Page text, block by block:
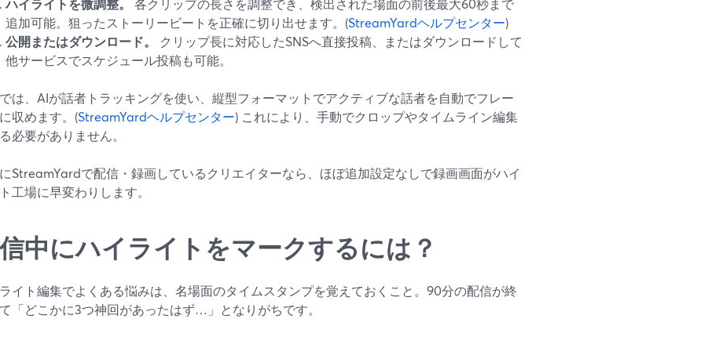
追加可能。狙ったストーリービートを正確に切り出せます。(StreamYardヘルプセンター)
公開またはダウンロード。
クリップ長に対応したSNSへ直接投稿、またはダウンロードして
他サービスでスケジュール投稿も可能。
は、AIが話者トラッキングを使い、縦型フォーマットでアクティブな話者を自動でフレー
収めます。(StreamYardヘルプセンター) これにより、手動でクロップやタイムライン編集
必要がありません。
StreamYardで配信・録画しているクリエイターなら、ほぼ追加設定なしで録画画面がハイ
工場に早変わりします。
中にハイライトをマークするには？
イト編集でよくある悩みは、名場面のタイムスタンプを覚えておくこと。90分の配信が終
「どこかに3つ神回があったはず…」となりがちです。